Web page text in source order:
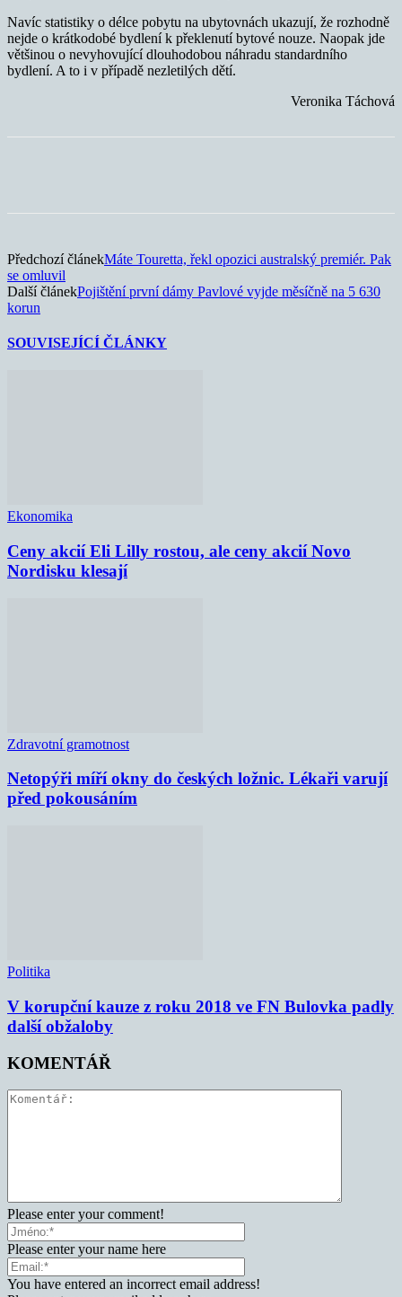
Navíc statistiky o délce pobytu na ubytovnách ukazují, že rozhodně
nejde o krátkodobé bydlení k překlenutí bytové nouze. Naopak jde
většinou o nevyhovující dlouhodobou náhradu standardního
bydlení. A to i v případě nezletilých dětí.
Veronika Táchová
Předchozí článekMáte Touretta, řekl opozici australský premiér. Pak
se omluvil
Další článekPojištění první dámy Pavlové vyjde měsíčně na 5 630
korun
SOUVISEJÍCÍ ČLÁNKY
Ekonomika
Ceny akcií Eli Lilly rostou, ale ceny akcií Novo
Nordisku klesají
Zdravotní gramotnost
Netopýři míří okny do českých ložnic. Lékaři varují
před pokousáním
Politika
V korupční kauze z roku 2018 ve FN Bulovka padly
další obžaloby
KOMENTÁŘ
Please enter your comment!
Please enter your name here
You have entered an incorrect email address!